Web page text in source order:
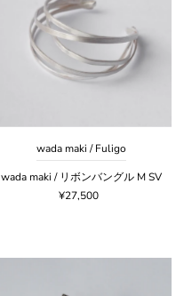
wada maki / Fuligo
wada maki / リボンバングル M SV
¥27,500